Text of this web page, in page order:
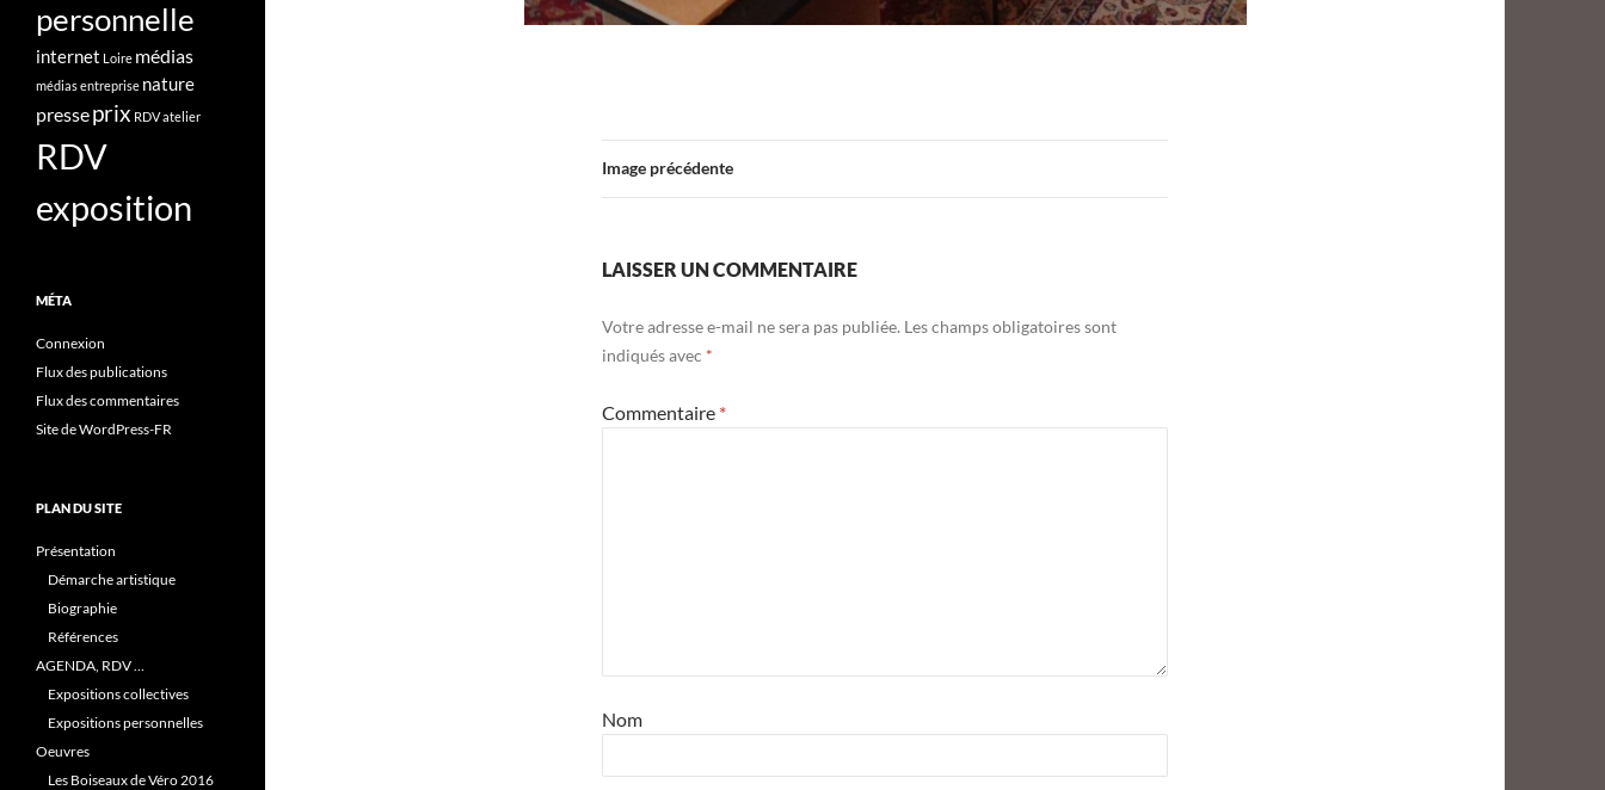
Image précédente
LAISSER UN COMMENTAIRE
Votre adresse e-mail ne sera pas publiée. Les champs obligatoires sont
indiqués avec *
Commentaire *
Nom
personnelle
internet Loire médias
médias entreprise nature
presseprix RDV atelier
RDV
exposition
MÉTA
Connexion
Flux des publications
Flux des commentaires
Site de WordPress-FR
PLAN DU SITE
Présentation
Démarche artistique
Biographie
Références
AGENDA, RDV …
Expositions collectives
Expositions personnelles
Oeuvres
Les Boiseaux de Véro 2016